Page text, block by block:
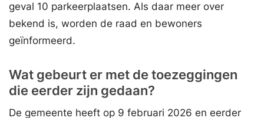
geval 10 parkeerplaatsen. Als daar meer over
bekend is, worden de raad en bewoners
geïnformeerd.
Wat gebeurt er met de toezeggingen
die eerder zijn gedaan?
De gemeente heeft op 9 februari 2026 en eerder